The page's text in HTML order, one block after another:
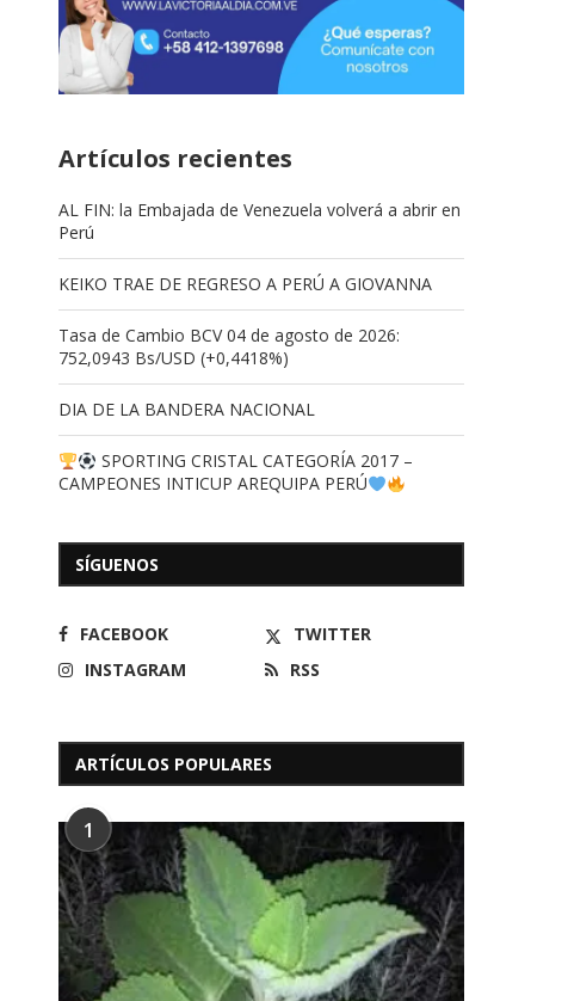
243 Años del Nacimiento del
Libertador Simón Bolívar
24/07/2026
Dia de la Virgen del
16/07/2026
Artículos recientes
AL FIN: la Embajada de Venezuela volverá a abrir en
Perú
KEIKO TRAE DE REGRESO A PERÚ A GIOVANNA
Tasa de Cambio BCV 04 de agosto de 2026:
752,0943 Bs/USD (+0,4418%)
DIA DE LA BANDERA NACIONAL
SPORTING CRISTAL CATEGORÍA 2017 –
CAMPEONES INTICUP AREQUIPA PERÚ
SÍGUENOS
FACEBOOK
TWITTER
INSTAGRAM
RSS
ARTÍCULOS POPULARES
1